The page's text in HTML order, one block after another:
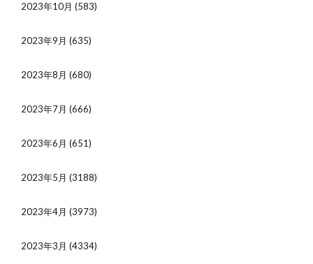
2023年10月 (583)
2023年9月 (635)
2023年8月 (680)
2023年7月 (666)
2023年6月 (651)
2023年5月 (3188)
2023年4月 (3973)
2023年3月 (4334)